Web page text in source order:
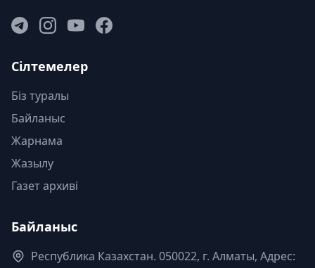
Сілтемелер
Біз туралы
Байланыс
Жарнама
Жазылу
Газет архиві
Байланыс
Республика Казахстан. 050022, г. Алматы, Адрес: